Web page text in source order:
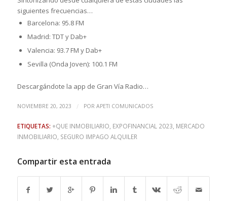
siguientes frecuencias…
Barcelona: 95.8 FM
Madrid: TDT y Dab+
Valencia: 93.7 FM y Dab+
Sevilla (Onda Joven): 100.1 FM
Descargándote la app de Gran Vía Radio…
NOVIEMBRE 20, 2023 / POR APETI COMUNICADOS
ETIQUETAS: +QUE INMOBILIARIO EXPOFINANCIAL 2023 MERCADO
INMOBILIARIO SEGURO IMPAGO ALQUILER
Compartir esta entrada